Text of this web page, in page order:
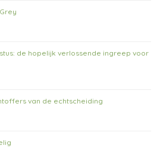
de hopelijk verlossende ingreep voor
van de echtscheiding